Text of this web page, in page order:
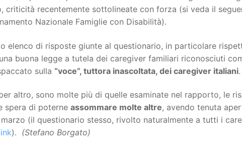
criticità recentemente sottolineate con forza (si veda il
Nazionale Famiglie con Disabilità).
elenco di risposte giunte al questionario, in particolare
buona legge a tutela dei caregiver familiari riconosciuti
sulla “voce”, tuttora inascoltata, dei caregiver italiani.
altro, sono molte più di quelle esaminate nel rapporto, le
spera di poterne assommare molte altre, avendo tenuta
(il questionario stesso, rivolto naturalmente a tutti i
). (Stefano Borgato)